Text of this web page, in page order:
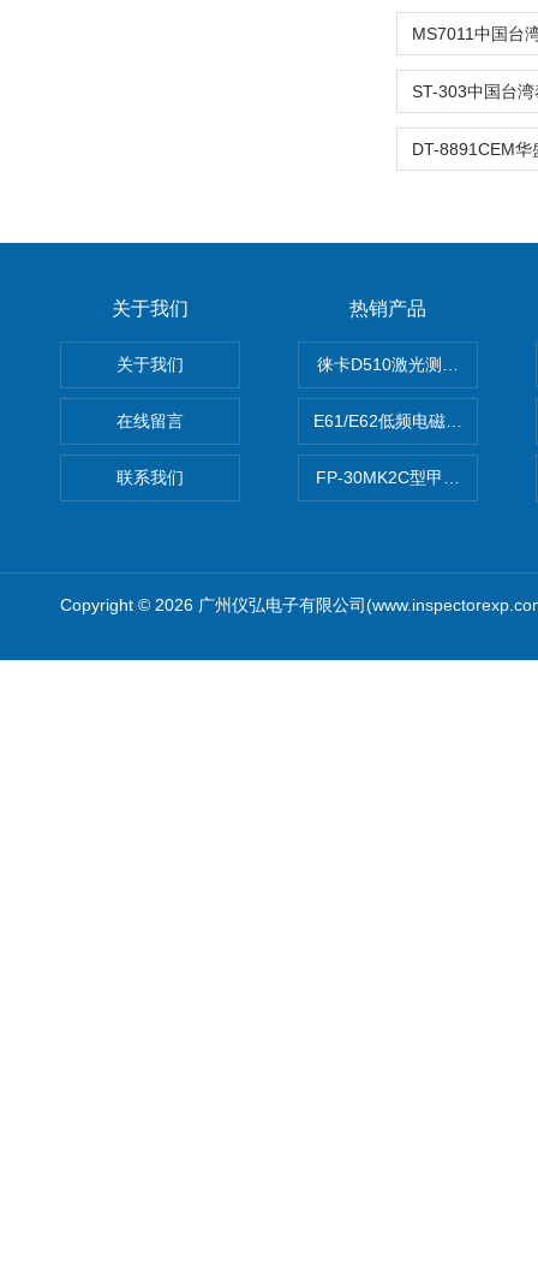
关于我们
关于我们
在线留言
联系我们
热销产品
徕卡D510激光测距仪
E61/E62低频电磁场强度分析
FP-30MK2C型甲醛检测仪
Copyright © 2026 广州仪弘电子有限公司